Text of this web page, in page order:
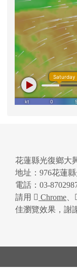
花蓮縣光復鄉大
地址：976花蓮
電話：03-
請用
Chrome
佳瀏覽效果，謝